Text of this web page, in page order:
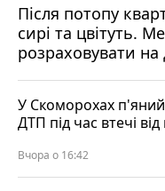
Після потопу
сирі та цвітуть.
розраховувати на
У Скоморохах
ДТП під час втечі
Вчора о 16:42